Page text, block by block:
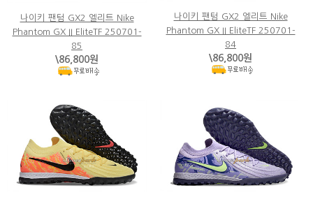
나이키 팬텀 GX2 엘리트 Nike
Phantom GX II EliteTF 250701-
85
\86,800원
나이키 팬텀 GX2 엘리트 Nike
Phantom GX II EliteTF 250701-
84
\86,800원